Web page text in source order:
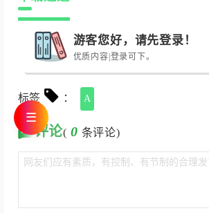
游客您好，请先登录！
优质内容|登录可下。
标签 ： A
评论( 0 条评论)
☰